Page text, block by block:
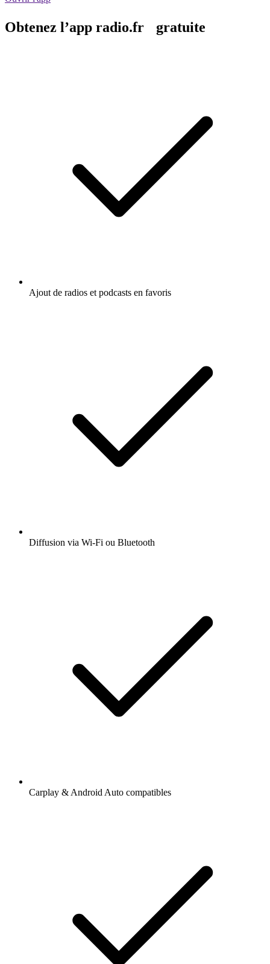
Obtenez l’app radio.fr gratuite
Ajout de radios et podcasts en favoris
Diffusion via Wi-Fi ou Bluetooth
Carplay & Android Auto compatibles